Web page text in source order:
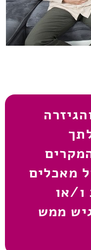
מ-90% מהמקרים
מאכלים
ו/או
ממש